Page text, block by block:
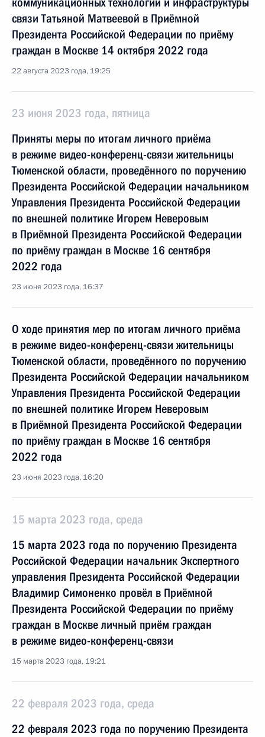
связи Татьяной Матвеевой в Приёмной
Президента Российской Федерации по приёму
граждан в Москве 14 октября 2022 года
22 августа 2023 года, 19:25
23 июня 2023 года, пятница
Приняты меры по итогам личного приёма
в режиме видео-конференц-связи жительницы
Тюменской области, проведённого по поручению
Президента Российской Федерации начальником
Управления Президента Российской Федерации
по внешней политике Игорем Неверовым
в Приёмной Президента Российской Федерации
по приёму граждан в Москве 16 сентября
2022 года
23 июня 2023 года, 16:37
О ходе принятия мер по итогам личного приёма
в режиме видео-конференц-связи жительницы
Тюменской области, проведённого по поручению
Президента Российской Федерации начальником
Управления Президента Российской Федерации
по внешней политике Игорем Неверовым
в Приёмной Президента Российской Федерации
по приёму граждан в Москве 16 сентября
2022 года
23 июня 2023 года, 16:20
15 марта 2023 года, среда
15 марта 2023 года по поручению Президента
Российской Федерации начальник Экспертного
управления Президента Российской Федерации
Владимир Симоненко провёл в Приёмной
Президента Российской Федерации по приёму
граждан в Москве личный приём граждан
в режиме видео-конференц-связи
15 марта 2023 года, 19:21
22 февраля 2023 года, среда
22 февраля 2023 года по поручению Президента